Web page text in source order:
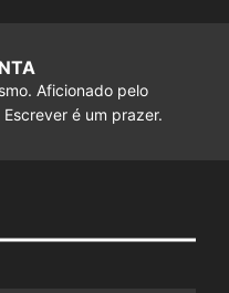
Aficionado pelo
é um prazer.